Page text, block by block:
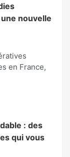
nouvelle
en France,
: des
qui vous